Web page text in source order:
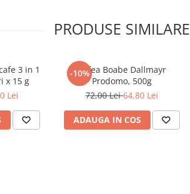
PRODUSE SIMILARE
3 in 1
x 15 g
Lei
-10%
Cafea Boabe Dallmayr
Prodomo, 500g
72,00 Lei64,80 Lei
ADAUGA IN COS